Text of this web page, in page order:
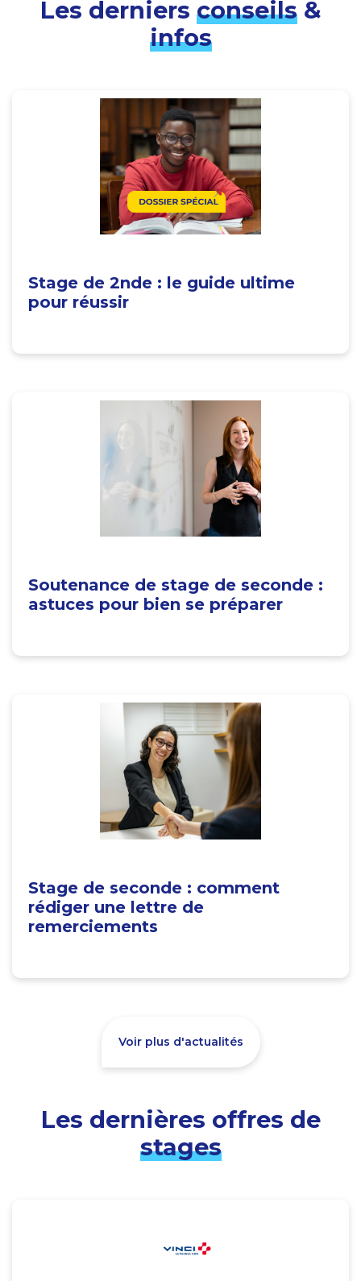
Les derniers conseils&
infos
Stage de 2nde : le guide ultime
pour réussir
Soutenance de stage de seconde :
astuces pour bien se préparer
Stage de seconde : comment
rédiger une lettre de
remerciements
Voir plus d'actualités
Les dernières offres de
stages